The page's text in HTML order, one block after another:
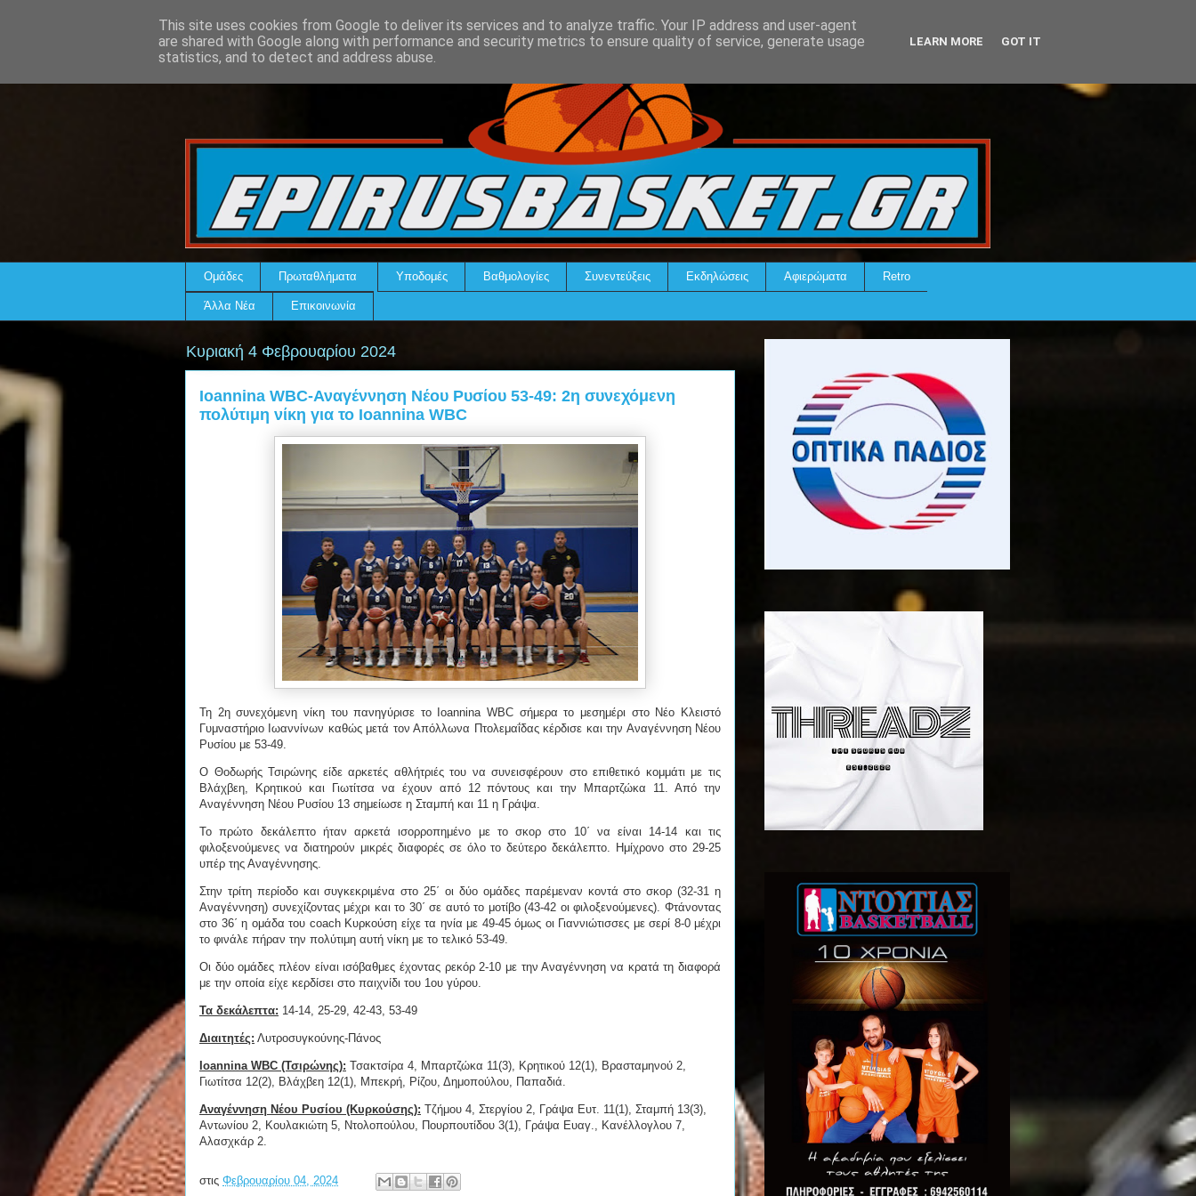
Ομάδες Πρωταθλήματα Υποδομές Βαθμολογίες Συνεντεύξεις Εκδηλώσεις Αφιερώματα Retro
Άλλα Νέα Επικοινωνία
Κυριακή 4 Φεβρουαρίου 2024
Ioannina WBC-Αναγέννηση Νέου Ρυσίου 53-49: 2η συνεχόμενη
πολύτιμη νίκη για το Ioannina WBC
Τη 2η συνεχόμενη νίκη του πανηγύρισε το Ioannina WBC σήμερα το μεσημέρι στο Νέο Κλειστό
Γυμναστήριο Ιωαννίνων καθώς μετά τον Απόλλωνα Πτολεμαΐδας κέρδισε και την Αναγέννηση Νέου
Ρυσίου με 53-49.
Ο Θοδωρής Τσιρώνης είδε αρκετές αθλήτριές του να συνεισφέρουν στο επιθετικό κομμάτι με τις
Βλάχβεη, Κρητικού και Γιωτίτσα να έχουν από 12 πόντους και την Μπαρτζώκα 11. Από την
Αναγέννηση Νέου Ρυσίου 13 σημείωσε η Σταμπή και 11 η Γράψα.
Το πρώτο δεκάλεπτο ήταν αρκετά ισορροπημένο με το σκορ στο 10΄ να είναι 14-14 και τις
φιλοξενούμενες να διατηρούν μικρές διαφορές σε όλο το δεύτερο δεκάλεπτο. Ημίχρονο στο 29-25
υπέρ της Αναγέννησης.
Στην τρίτη περίοδο και συγκεκριμένα στο 25΄ οι δύο ομάδες παρέμεναν κοντά στο σκορ (32-31 η
Αναγέννηση) συνεχίζοντας μέχρι και το 30΄ σε αυτό το μοτίβο (43-42 οι φιλοξενούμενες). Φτάνοντας
στο 36΄ η ομάδα του coach Κυρκούση είχε τα ηνία με 49-45 όμως οι Γιαννιώτισσες με σερί 8-0 μέχρι
το φινάλε πήραν την πολύτιμη αυτή νίκη με το τελικό 53-49.
Οι δύο ομάδες πλέον είναι ισόβαθμες έχοντας ρεκόρ 2-10 με την Αναγέννηση να κρατά τη διαφορά
με την οποία είχε κερδίσει στο παιχνίδι του 1ου γύρου.
Τα δεκάλεπτα: 14-14, 25-29, 42-43, 53-49
Διαιτητές: Λυτροσυγκούνης-Πάνος
Ioannina WBC (Τσιρώνης): Τσακτσίρα 4, Μπαρτζώκα 11(3), Κρητικού 12(1), Βρασταμηνού 2,
Γιωτίτσα 12(2), Βλάχβεη 12(1), Μπεκρή, Ρίζου, Δημοπούλου, Παπαδιά.
Αναγέννηση Νέου Ρυσίου (Κυρκούσης): Τζήμου 4, Στεργίου 2, Γράψα Ευτ. 11(1), Σταμπή 13(3),
Αντωνίου 2, Κουλακιώτη 5, Ντολοπούλου, Πουρπουτίδου 3(1), Γράψα Ευαγ., Κανέλλογλου 7,
Αλασχκάρ 2.
στις Φεβρουαρίου 04, 2024
This site uses cookies from Google to deliver its services and to analyze traffic. Your IP address and user-agent
are shared with Google along with performance and security metrics to ensure quality of service, generate usage
statistics, and to detect and address abuse.
LEARN MORE GOT IT